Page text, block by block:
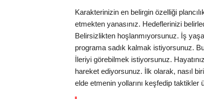
Karakterinizin en belirgin özelliği
etmekten yanasınız. Hedeflerinizi
Belirsizlikten hoşlanmıyorsunuz. İş
programa sadık kalmak istiyorsunuz.
İleriyi görebilmek istiyorsunuz.
hareket ediyorsunuz. İlk olarak, nasıl
elde etmenin yollarını keşfedip taktikler